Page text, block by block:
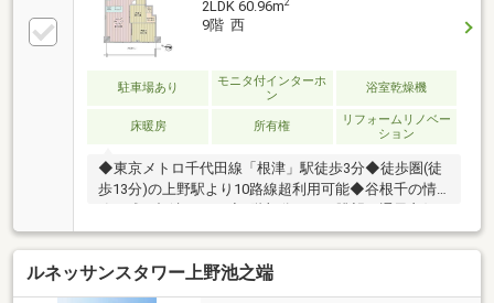
しにゆとりができる千代田線「根津」駅まで徒歩３分
の好立地！・大切なペットと一緒に暮らせる「ペット
飼育可」のマンションです。（※２匹迄、他細則
有）・開口部には複層ガラスを採用。断熱性・遮音性
に配慮されており、外気温の影響を受けにくく、室内
環境を快適に保ちます。
2LDK 60.96m
9階 西
駐車場あり
モニタ付インターホ
ン
浴室乾燥機
床暖房 所有権
リフォームリノベー
ション
◆東京メトロ千代田線「根津」駅徒歩3分◆徒歩圏(徒
歩13分)の上野駅より10路線超利用可能◆谷根千の情
緒が残る根津エリア◆9階部分につき眺望・通風良好
▼建物・共用部 等・制震柱工法・バリアフリー設
計・ペット可(飼育細則有)・ゲストルーム有り・ホテ
ルライクな内廊下設計・ワインセラー付プライベート
ラウンジ▼室内リノベーション工事内容（令和8年7月
ルネッサンスタワー上野池之端